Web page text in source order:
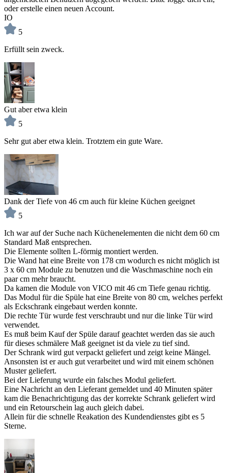
oder erstelle einen neuen Account.
IO
5
Erfüllt sein zweck.
Gut aber etwa klein
5
Sehr gut aber etwa klein. Trotztem ein gute Ware.
Dank der Tiefe von 46 cm auch für kleine Küchen geeignet
5
Ich war auf der Suche nach Küchenelementen die nicht dem 60 cm
Standard Maß entsprechen.
Die Elemente sollten L-förmig montiert werden.
Die Wand hat eine Breite von 178 cm wodurch es nicht möglich ist
3 x 60 cm Module zu benutzen und die Waschmaschine noch ein
paar cm mehr braucht.
Da kamen die Module von VICO mit 46 cm Tiefe genau richtig.
Das Modul für die Spüle hat eine Breite von 80 cm, welches perfekt
als Eckschrank eingebaut werden konnte.
Die rechte Tür wurde fest verschraubt und nur die linke Tür wird
verwendet.
Es muß beim Kauf der Spüle darauf geachtet werden das sie auch
für dieses schmälere Maß geeignet ist da viele zu tief sind.
Der Schrank wird gut verpackt geliefert und zeigt keine Mängel.
Ansonsten ist er auch gut verarbeitet und wird mit einem schönen
Muster geliefert.
Bei der Lieferung wurde ein falsches Modul geliefert.
Eine Nachricht an den Lieferant gemeldet und 40 Minuten später
kam die Benachrichtigung das der korrekte Schrank geliefert wird
und ein Retourschein lag auch gleich dabei.
Allein für die schnelle Reakation des Kundendienstes gibt es 5
Sterne.